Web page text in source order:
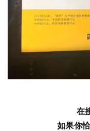
在
如果你